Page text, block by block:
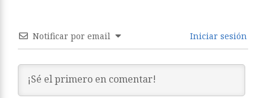
Notificar por email Iniciar sesión